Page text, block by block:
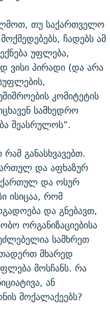
თუ საქართველო
ჩადებს ამ
უფლება,
ვისი პირადი (და არა
კომიტეტის
სამხედრო
შეასრულოს”.
განასხვავებთ.
და აფხაზურ
ქართულ და ოსურ
ისიცაა, რომ
და გნებავთ,
ორგანიზაციებისა
სამხრეთ
მხარედ
მოსჩანს. რა
ან
მოქალაქეებს?